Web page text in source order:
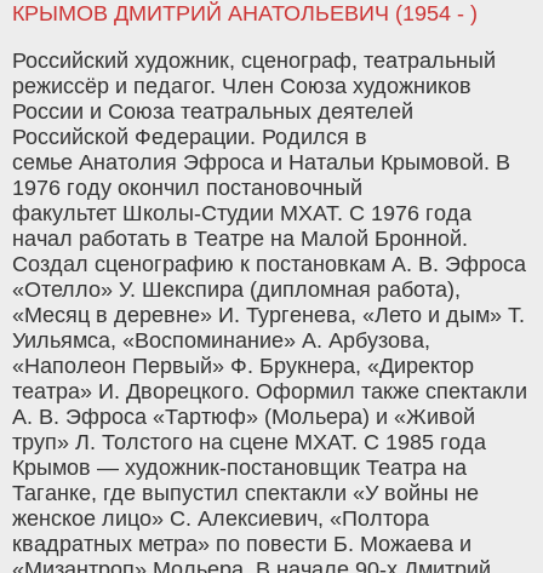
КРЫМОВ ДМИТРИЙ АНАТОЛЬЕВИЧ (1954 - )
Российский художник, сценограф, театральный
режиссёр и педагог. Член Союза художников
России и Союза театральных деятелей
Российской Федерации. Родился в
семье Анатолия Эфроса и Натальи Крымовой. В
1976 году окончил постановочный
факультет Школы-Студии МХАТ. С 1976 года
начал работать в Театре на Малой Бронной.
Создал сценографию к постановкам А. В. Эфроса
«Отелло» У. Шекспира (дипломная работа),
«Месяц в деревне» И. Тургенева, «Лето и дым» Т.
Уильямса, «Воспоминание» А. Арбузова,
«Наполеон Первый» Ф. Брукнера, «Директор
театра» И. Дворецкого. Оформил также спектакли
А. В. Эфроса «Тартюф» (Мольера) и «Живой
труп» Л. Толстого на сцене МХАТ. С 1985 года
Крымов — художник-постановщик Театра на
Таганке, где выпустил спектакли «У войны не
женское лицо» С. Алексиевич, «Полтора
квадратных метра» по повести Б. Можаева и